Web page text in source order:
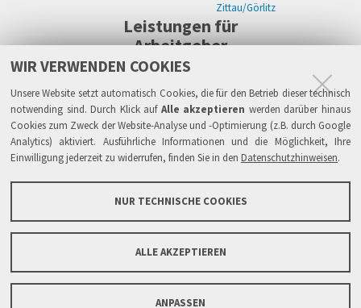
WIR VERWENDEN COOKIES
Unsere Website setzt automatisch Cookies, die für den Betrieb dieser technisch
notwending sind. Durch Klick auf Alle akzeptieren werden darüber hinaus
Cookies zum Zweck der Website-Analyse und -Optimierung (z.B. durch Google
Analytics) aktiviert. Ausführliche Informationen und die Möglichkeit, Ihre
Einwilligung jederzeit zu widerrufen, finden Sie in den Datenschutzhinweisen.
NUR TECHNISCHE COOKIES
ALLE AKZEPTIEREN
ANPASSEN
Zittau/Görlitz
Leistungen für
Arbeitgeber
WIKWAY Online-Recruiting Kostenloses Firmenprofil
Alle Einzelleistungen
Wissen
Live-Recruiting auf Karriereevents in:
Zwickau
Leipzig
Zittau/Görlitz
Sicherheit
Links
FAQGrundsätze & SicherheitÜber WIKWAYNews & PresseBarrierefreiheit
Kontaktformular
Copyright © 2005-2026 IPlaCon GmbH. Alle Rechte vorbehalten.